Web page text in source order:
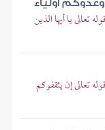
وعدوكم أولياء
تعالى يا أيها الذين
تعالى إن يثقفوكم